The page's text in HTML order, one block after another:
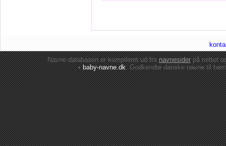
Navne-databasen er kompileret ud franavnesiderpå nettet
•baby-navne.dk: Godkendte danskenavne til børn